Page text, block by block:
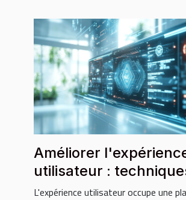
Améliorer
utilisateur :
stratégies
L'expérience utilisateur occupe une